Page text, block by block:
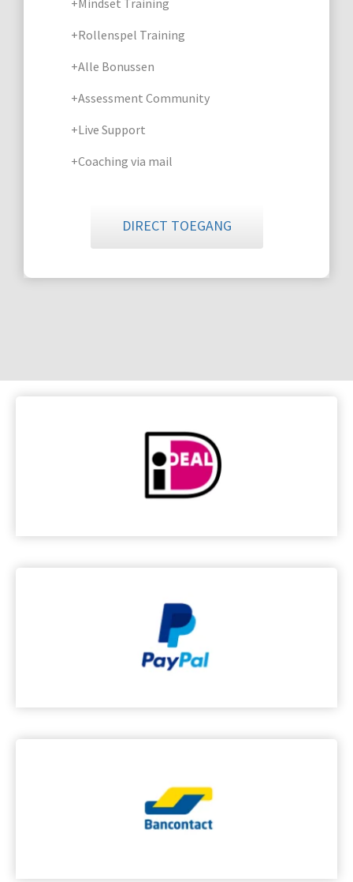
+Rollenspel Training
+Alle Bonussen
+Assessment Community
+Live Support
+Coaching via mail
DIRECT TOEGANG